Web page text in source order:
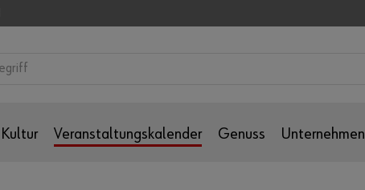
Kultur Veranstaltungskalender Genuss Unternehmen